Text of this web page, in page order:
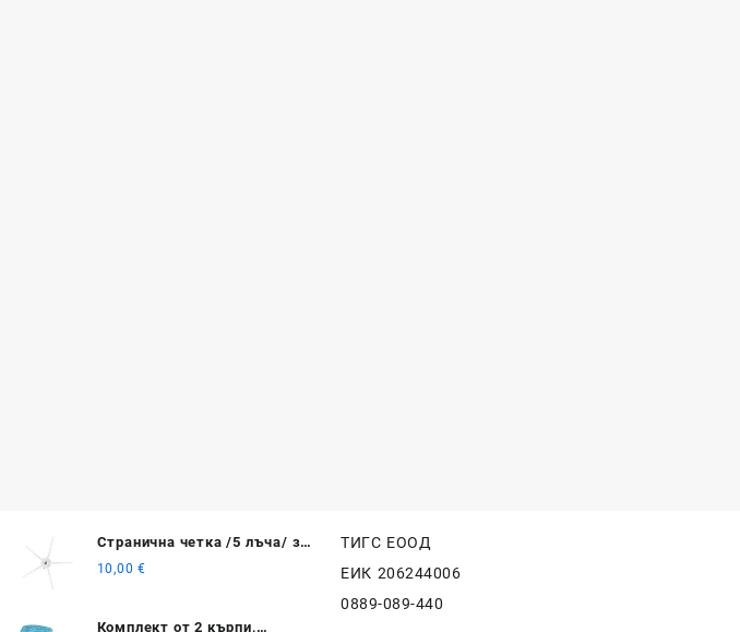
Странична четка /5 лъча/ за
Roborock S7 – серия
10,00€
Комплект от 2 кърпи,
ТИГС ЕООД
ЕИК 206244006
0889-089-440